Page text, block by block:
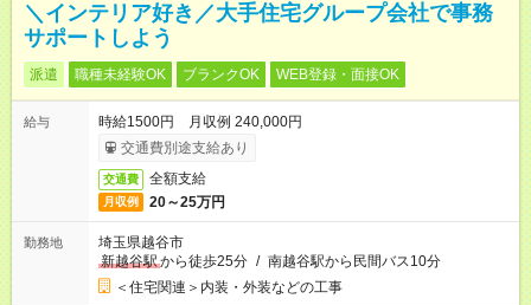
＼インテリア好き／大手住宅グループ会社で事務
サポートしよう
派遣 職種未経験OK ブランクOK WEB登録・面接OK
給与
時給1500円 月収例 240,000円
交通費別途支給あり
交通費 全額支給
月収例 20～25万円
勤務地
埼玉県越谷市
新越谷駅から徒歩25分 / 南越谷駅から民間バス10分
＜住宅関連＞内装・外装などの工事